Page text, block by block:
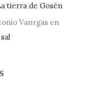
tierra de Gosén
Vanrgas en